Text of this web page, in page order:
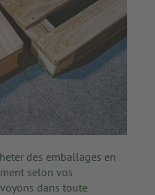
des emballages en
selon vos
dans toute